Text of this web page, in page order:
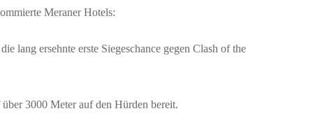
Meraner Hotels:
lang ersehnte erste Siegeschance gegen Clash of the
über 3000 Meter auf den Hürden bereit.